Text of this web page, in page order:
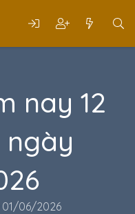
nay 12
ngày
N
01/06/2026